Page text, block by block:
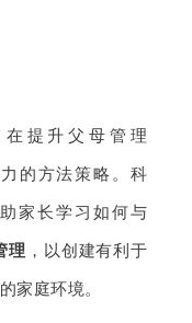
提升父母管理
的方法策略。科
助家长学习如何与
理 ，以创建有利于
家庭环境。